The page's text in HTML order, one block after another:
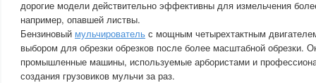
дорогие модели действительно эффективны для измельчения
например, опавшей листвы.
Бензиновый мульчирователь с мощным четырехтактным
выбором для обрезки обрезков после более масштабной обрезки.
промышленные машины, используемые арбористами и
создания грузовиков мульчи за раз.